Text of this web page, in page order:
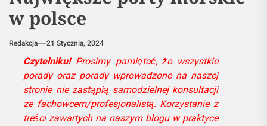
w polsce
Redakcja 21 Stycznia, 2024
Czytelniku!Prosimy pamiętać, że wszystkie
porady oraz porady wprowadzone na naszej
stronie nie zastąpią samodzielnej konsultacji
ze fachowcem/profesjonalistą. Korzystanie z
treści zawartych na naszym blogu w praktyce